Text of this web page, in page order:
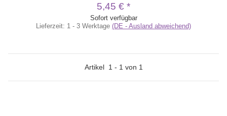
5,45 € *
Sofort verfügbar
Lieferzeit: 1 - 3 Werktage (DE - Ausland abweichend)
Artikel 1 - 1 von 1